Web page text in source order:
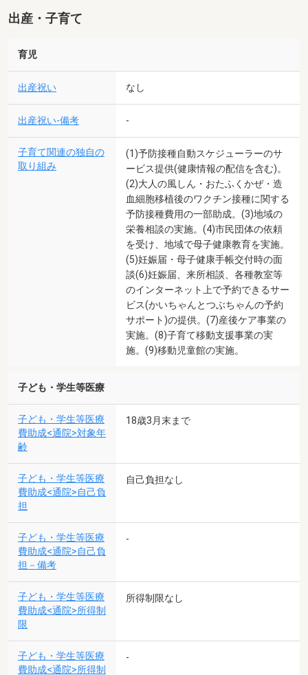
出産・子育て
育児
出産祝い なし
出産祝い-備考 -
子育て関連の独自の
取り組み
(1)予防接種自動スケジューラーのサ
ービス提供(健康情報の配信を含む)。
(2)大人の風しん・おたふくかぜ・造
血細胞移植後のワクチン接種に関する
予防接種費用の一部助成。(3)地域の
栄養相談の実施。(4)市民団体の依頼
を受け、地域で母子健康教育を実施。
(5)妊娠届・母子健康手帳交付時の面
談(6)妊娠届、来所相談、各種教室等
のインターネット上で予約できるサー
ビス(かいちゃんとつぶちゃんの予約
サポート)の提供。(7)産後ケア事業の
実施。(8)子育て移動支援事業の実
施。(9)移動児童館の実施。
子ども・学生等医療
子ども・学生等医療
費助成<通院>対象年
齢
18歳3月末まで
子ども・学生等医療
費助成<通院>自己負
担
自己負担なし
子ども・学生等医療
費助成<通院>自己負
担－備考
-
子ども・学生等医療
費助成<通院>所得制
限
所得制限なし
子ども・学生等医療
費助成<通院>所得制
-